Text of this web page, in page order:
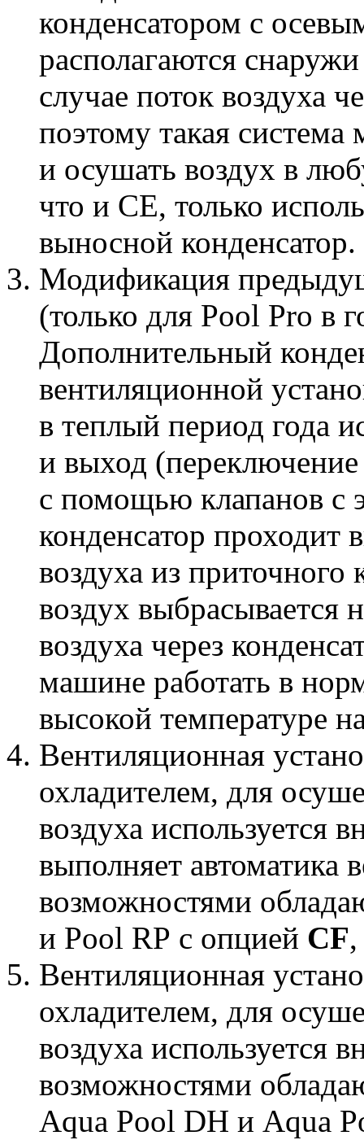
конденсатором с
располагаются
случае поток воздуха
поэтому такая
и осушать воздух в
что и CE, только
выносной конденсатор.
Модификация
(только для Pool Pro в
Дополнительный
вентиляционной
в теплый период года
и выход (переключение
с помощью клапанов с
конденсатор проходит
воздуха из приточного
воздух выбрасывается
воздуха через
машине работать в
высокой температуре
Вентиляционная
охладителем, для
воздуха
выполняет автоматика
возможностями
и Pool RP с опцией CF
Вентиляционная
охладителем, для
воздуха используется
возможностями
Aqua Pool DH и Aqua